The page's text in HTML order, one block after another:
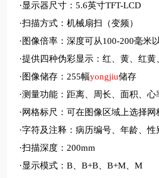
·显示器尺寸：5.6英寸TFT-LCD
·扫描方式：机械扇扫（变频）
·图像倍率：深度可从100-200毫米
·提供四种伪彩显示：红、黄、红黄
·图像储存：255幅yongjiu储存
·测量功能：距离、周长、面积、心
·网格标尺：可在图像区域上选择网
·字符及注释：病历编号、年龄、性
·扫描深度：200mm
·显示模式：B、B+B、B+M、M